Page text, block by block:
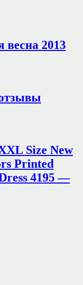
весна 2013
Size New
Printed
4195 —